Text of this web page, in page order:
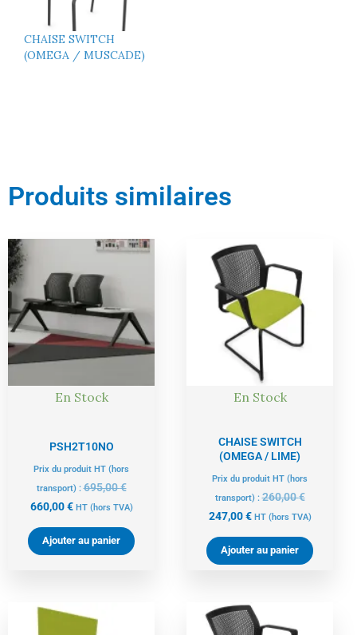
CHAISE SWITCH
(OMEGA / MUSCADE)
Produits similaires
En Stock
PSH2T10NO
Prix du produit HT (hors
transport) :695,00€
Le
695,00 €.
660,00€
actuel
est :
660,00 €.
HT (hors TVA)
Ajouter au panier
En Stock
CHAISE SWITCH
(OMEGA / LIME)
Prix du produit HT (hors
transport) :260,00€
247,00€
Le
prix
actuel
247,00 €.
HT (hors TVA)
Ajouter au panier
Le
prix